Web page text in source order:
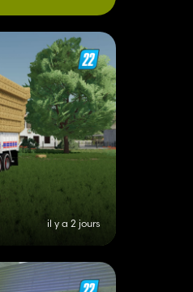
il y a 2 jours